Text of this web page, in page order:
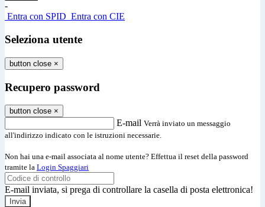
-
Entra con SPID Entra con CIE
Seleziona utente
button close ×
Recupero password
button close ×
E-mail Verrà inviato un messaggio
all'indirizzo indicato con le istruzioni necessarie.
Non hai una e-mail associata al nome utente? Effettua il reset della password
tramite la Login Spaggiari
E-mail inviata, si prega di controllare la casella di posta elettronica!